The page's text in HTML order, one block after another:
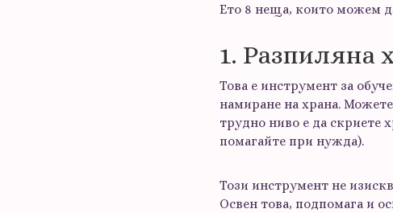
Ето 8 неща, които можем
1. Разпиляна
Това е инструмент за
намиране на храна.
трудно ниво е да скриете
помагайте при нужда).
Този инструмент не
Освен това, подпомага и